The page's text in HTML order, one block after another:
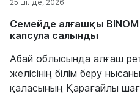
25 шілде, 2026
Семейде алғашқы
капсула салынды
Абай облысында алғаш
желісінің білім беру
қаласының Қарағайлы